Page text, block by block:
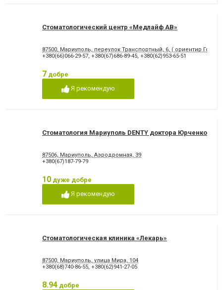
Стоматологический центр «Медлайф АВ»
87500, Мариуполь, переулок Транспортный, 6, ( ориентир
+380(66)066-29-57, +380(67)686-89-45, +380(62)953-65-51
7 добре
Я рекомендую
Стоматология Мариуполь DENTY доктора Юрченко
87506, Мариуполь, Аэродромная, 39
+380(67)187-79-79
10 дуже добре
Я рекомендую
Стоматологическая клиника «Лекарь»
87500, Мариуполь, улица Мира, 104
+380(68)740-86-55, +380(62)941-27-05
8.94 добре